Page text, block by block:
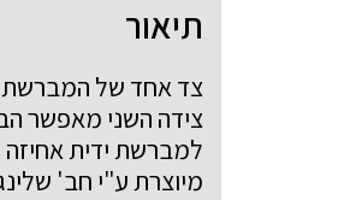
תיאור
צד אחד של המברשת
צידה השני מאפשר
למברשת ידית אחיזה
מיוצרת ע"י חב'